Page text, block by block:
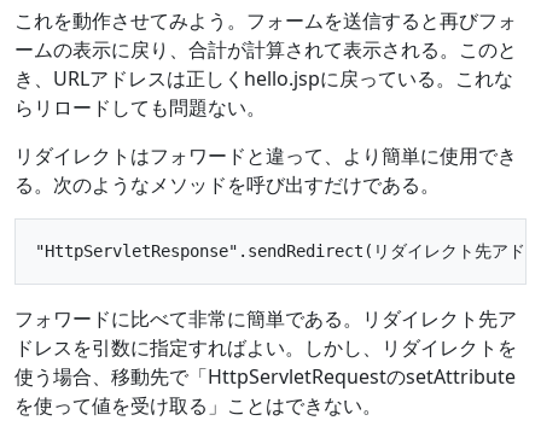
これを動作させてみよう。フォームを送信すると再びフォ
ームの表示に戻り、合計が計算されて表示される。このと
き、URLアドレスは正しくhello.jspに戻っている。これな
らリロードしても問題ない。
リダイレクトはフォワードと違って、より簡単に使用でき
る。次のようなメソッドを呼び出すだけである。
フォワードに比べて非常に簡単である。リダイレクト先ア
ドレスを引数に指定すればよい。しかし、リダイレクトを
使う場合、移動先で「HttpServletRequestのsetAttribute
を使って値を受け取る」ことはできない。